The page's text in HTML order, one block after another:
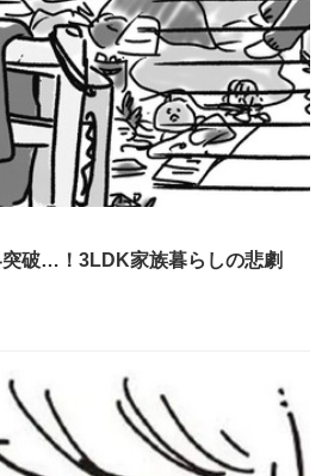
破…！3LDK家族暮らしの悲劇